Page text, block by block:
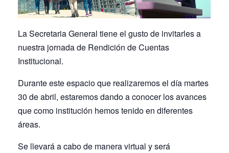
La Secretaria General tiene el gusto de invitarles a
nuestra jornada de Rendición de Cuentas
Institucional.
Durante este espacio que realizaremos el día martes
30 de abril, estaremos dando a conocer los avances
que como institución hemos tenido en diferentes
áreas.
Se llevará a cabo de manera virtual y será